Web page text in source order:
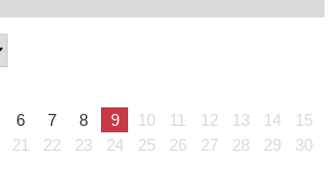
6 7 8 9 10 11 12 13 14
15
21 22 23 24 25 26 27 28 29
30